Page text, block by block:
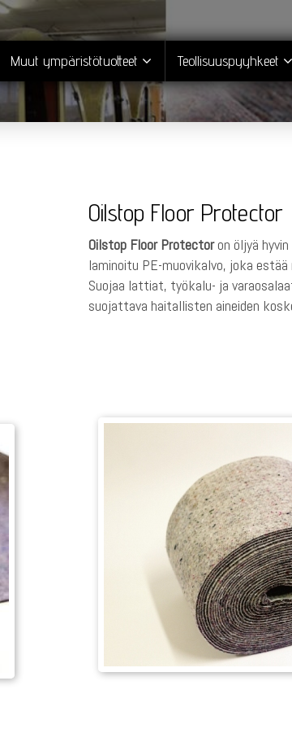
Muut ympäristötuotteet Teollisuuspyyhkeet
Oilstop Floor Protector
Oilstop Floor Protectoron öljyä
laminoitu PE-muovikalvo, joka
Suojaa lattiat, työkalu- ja
suojattava haitallisten aineiden